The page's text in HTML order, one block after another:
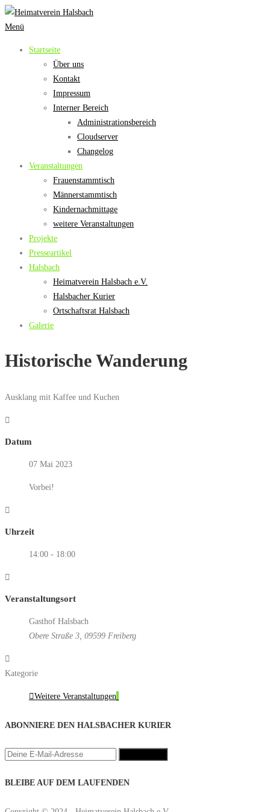
Zum
Inhalt
Menü
Startseite
Über uns
Kontakt
Impressum
Interner Bereich
Administrationsbereich
Cloudserver
Changelog
Veranstaltungen
Frauenstammtisch
Männerstammtisch
Kindernachmittage
weitere Veranstaltungen
Projekte
Presseartikel
Halsbach
Heimatverein Halsbach e.V.
Halsbacher Kurier
Ortschaftsrat Halsbach
Galerie
Historische Wanderung
Ausklang mit Kaffee und Kuchen
Datum
07 Mai 2023
Vorbei!
Uhrzeit
14:00 - 18:00
Veranstaltungsort
Gasthof Halsbach
Obere Straße 3, 09599 Freiberg
Kategorie
Weitere Veranstaltungen
ABONNIERE DEN HALSBACHER KURIER
BLEIBE AUF DEM LAUFENDEN